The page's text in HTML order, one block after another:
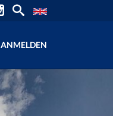
ANMELDEN